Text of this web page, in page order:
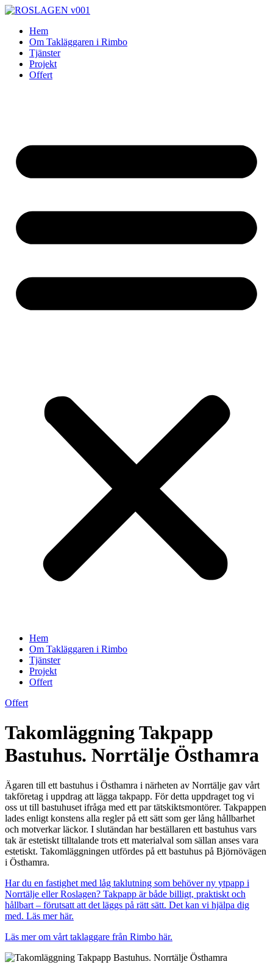
Skip
contentHem
Om Takläggaren i Rimbo
Tjänster
Projekt
Offert
Hem
Om Takläggaren i Rimbo
Tjänster
Projekt
Offert
Offert
Takomläggning Takpapp
Bastuhus. Norrtälje Östhamra
Ägaren till ett bastuhus i Östhamra i närheten av Norrtälje gav vårt
takföretag i uppdrag att lägga takpapp. För detta uppdraget tog vi
oss ut till bastuhuset ifråga med ett par tätskiktsmontörer. Takpappen
lades enligt konstens alla regler på ett sätt som ger lång hållbarhet
och motverkar läckor. I slutändan har beställaren ett bastuhus vars
tak är estetiskt tilltalande trots ett materialval som sällan anses vara
estetiskt. Takomläggningen utfördes på ett bastuhus på Björnövägen
i Östhamra.
Har du en fastighet med låg taklutning som behöver ny ytpapp i
Norrtälje eller Roslagen? Takpapp är både billigt, praktiskt och
hållbart – förutsatt att det läggs på rätt sätt. Det kan vi hjälpa dig
med. Läs mer här.
Läs mer om vårt taklaggare från Rimbo här.